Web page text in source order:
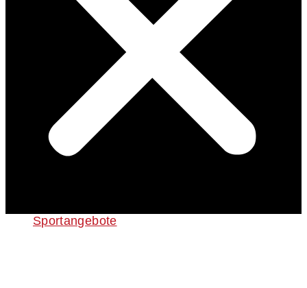
Sportangebote